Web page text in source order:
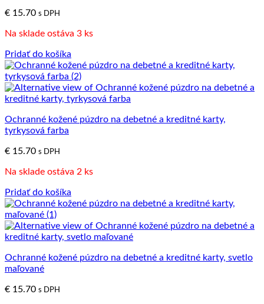
€ 15.70 s DPH
Na sklade ostáva 3 ks
Pridať do košíka
Ochranné kožené púzdro na debetné a kreditné karty,
tyrkysová farba
€ 15.70 s DPH
Na sklade ostáva 2 ks
Pridať do košíka
Ochranné kožené púzdro na debetné a kreditné karty, svetlo
maľované
€ 15.70 s DPH